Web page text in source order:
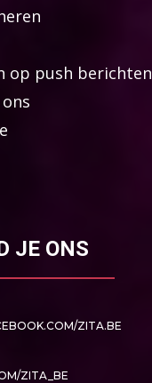
op push berichten
JE ONS
ZITA.BE
ZITA_BE